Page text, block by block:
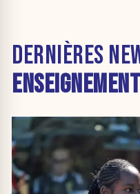
DERNIÈRES
ENSEIGNEMENT